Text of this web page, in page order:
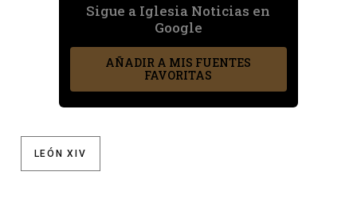
Sigue a Iglesia Noticias en
Google
AÑADIR A MIS FUENTES
FAVORITAS
LEÓN XIV